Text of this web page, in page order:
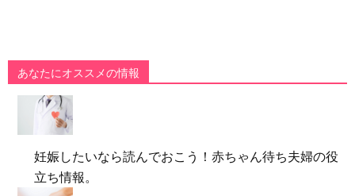
あなたにオススメの情報
妊娠したいなら読んでおこう！赤ちゃん待ち夫婦の役
立ち情報。